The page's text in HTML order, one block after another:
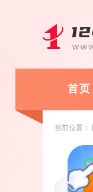
首页
当前位置：